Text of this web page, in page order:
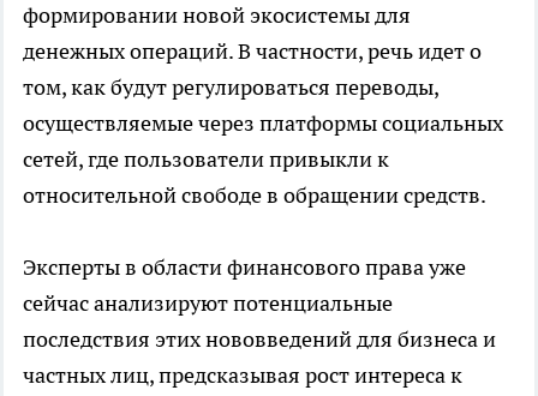
формировании новой экосистемы для
денежных операций. В частности, речь идет о
том, как будут регулироваться переводы,
осуществляемые через платформы социальных
сетей, где пользователи привыкли к
относительной свободе в обращении средств.
Эксперты в области финансового права уже
сейчас анализируют потенциальные
последствия этих нововведений для бизнеса и
частных лиц, предсказывая рост интереса к